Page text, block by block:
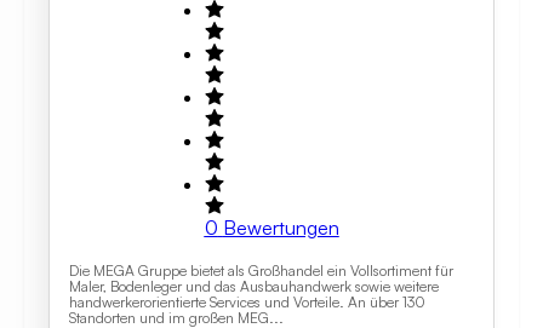
0 Bewertungen
Die MEGA Gruppe bietet als Großhandel ein Vollsortiment für
Maler, Bodenleger und das Ausbauhandwerk sowie weitere
handwerkerorientierte Services und Vorteile. An über 130
Standorten und im großen MEG...